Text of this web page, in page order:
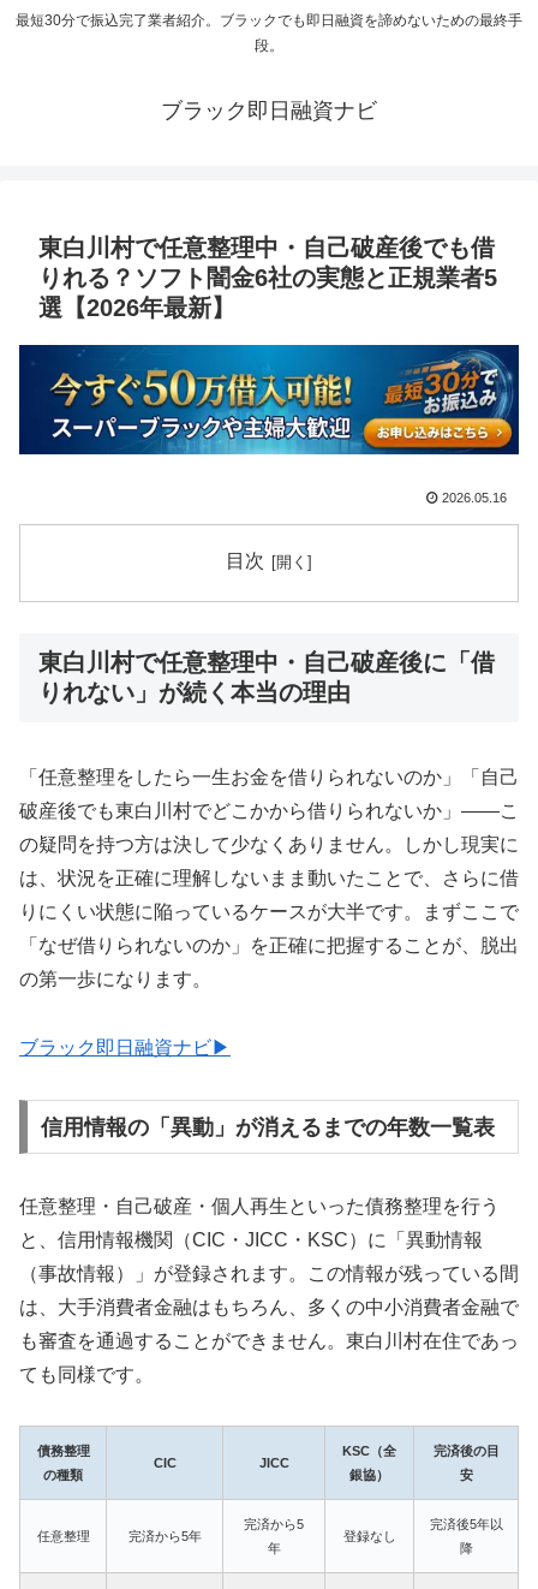
最短30分で振込完了業者紹介。ブラックでも即日融資を諦めないための最終手
段。
ブラック即日融資ナビ
東白川村で任意整理中・自己破産後でも借
りれる？ソフト闇金6社の実態と正規業者5
選【2026年最新】
2026.05.16
目次
東白川村で任意整理中・自己破産後に「借
りれない」が続く本当の理由
「任意整理をしたら一生お金を借りられないのか」「自己
破産後でも東白川村でどこかから借りられないか」——こ
の疑問を持つ方は決して少なくありません。しかし現実に
は、状況を正確に理解しないまま動いたことで、さらに借
りにくい状態に陥っているケースが大半です。まずここで
「なぜ借りられないのか」を正確に把握することが、脱出
の第一歩になります。
ブラック即日融資ナビ▶
信用情報の「異動」が消えるまでの年数一覧表
任意整理・自己破産・個人再生といった債務整理を行う
と、信用情報機関（CIC・JICC・KSC）に「異動情報
（事故情報）」が登録されます。この情報が残っている間
は、大手消費者金融はもちろん、多くの中小消費者金融で
も審査を通過することができません。東白川村在住であっ
ても同様です。
債務整理
の種類
CIC JICC
KSC（全
銀協）
完済後の目
安
任意整理 完済から5年
完済から5
年
登録なし
完済後5年以
降